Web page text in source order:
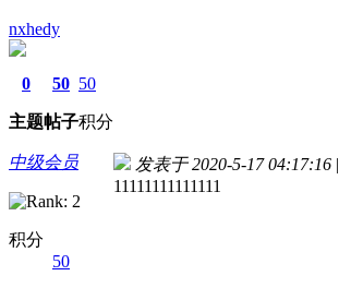
nxhedy
0
主题
50
帖子
50
积分
中级会员
积分
50
发表于 2020-5-17 04:17:16 |
11111111111111